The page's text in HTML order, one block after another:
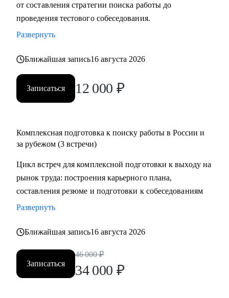
Кому могу помочь:
• проконсультирую проджект менеджеров, продакт
• помогаю всем со входом в IT и геймдев по РФ и
от составления стратегии поиска работы до
проведения тестового собеседования.
Развернуть
Ближайшая запись16 августа 2026
Записаться 12 000 ₽
Комплексная подготовка к поиску работы в России и
за рубежом (3 встречи)
Цикл встреч для комплексной подготовки к выходу на
рынок труда: построения карьерного плана,
составления резюме и подготовки к собеседованиям
Развернуть
Ближайшая запись16 августа 2026
Записаться
46 000 ₽
34 000 ₽